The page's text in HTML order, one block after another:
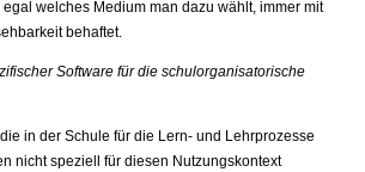
welches Medium man dazu wählt, immer mit
behaftet.
Software für die schulorganisatorische
in der Schule für die Lern- und Lehrprozesse
nicht speziell für diesen Nutzungskontext